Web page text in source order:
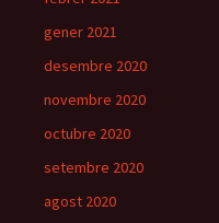
gener 2021
desembre 2020
novembre 2020
octubre 2020
setembre 2020
agost 2020